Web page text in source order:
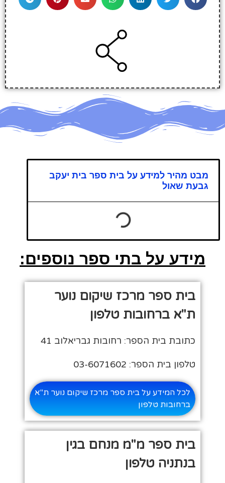
מבט מהיר למידע על בית ספר בית יעקב
גבעת שאול
מידע על בתי ספר נוספים:
בית ספר מרכז שיקום נוער
ת"א ברחובות טלפון
כתובת בית הספר: רחובות גבריאלוב 41
טלפון בית הספר: 03-6071602
לכל המידע על בית ספר מרכז שיקום נוער ת"א
ברחובות טלפון
בית ספר מ"מ מנחם בגין
בנתניה טלפון